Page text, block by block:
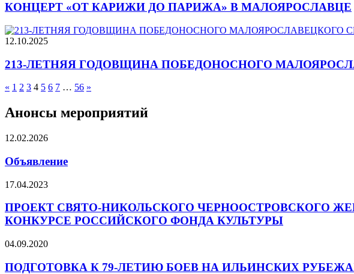
КОНЦЕРТ «ОТ КАРИЖИ ДО ПАРИЖА» В МАЛОЯРОСЛАВЦЕ
12.10.2025
213-ЛЕТНЯЯ ГОДОВЩИНА ПОБЕДОНОСНОГО
« 1 2 3 4 5 6 7 … 56 »
Анонсы мероприятий
12.02.2026
Объявление
17.04.2023
ПРОЕКТ СВЯТО-НИКОЛЬСКОГО ЧЕРНООСТРОВСКОГО
КОНКУРСЕ РОССИЙСКОГО ФОНДА КУЛЬТУРЫ
04.09.2020
ПОДГОТОВКА К 79-ЛЕТИЮ БОЕВ НА ИЛЬИНСКИХ